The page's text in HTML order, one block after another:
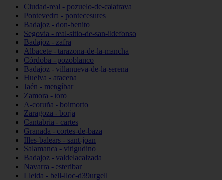
Ciudad-real - pozuelo-de-calatrava
Pontevedra - pontecesures
Badajoz - don-benito
Segovia - real-sitio-de-san-ildefonso
Badajoz - zafra
Albacete - tarazona-de-la-mancha
Córdoba - pozoblanco
Badajoz - villanueva-de-la-serena
Huelva - aracena
Jaén - mengíbar
Zamora - toro
A-coruña - boimorto
Zaragoza - borja
Cantabria - cartes
Granada - cortes-de-baza
Illes-balears - sant-joan
Salamanca - vitigudino
Badajoz - valdelacalzada
Navarra - esteribar
Lleida - bell-lloc-d39urgell